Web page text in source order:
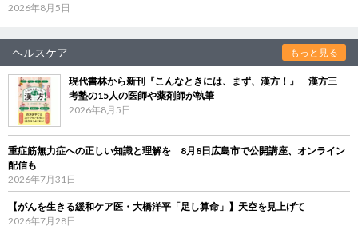
2026年8月5日
ヘルスケア もっと見る
現代書林から新刊『こんなときには、まず、漢方！』 漢方三
考塾の15人の医師や薬剤師が執筆
2026年8月5日
重症筋無力症への正しい知識と理解を 8月8日広島市で公開講座、オンライン
配信も
2026年7月31日
【がんを生きる緩和ケア医・大橋洋平「足し算命」】天空を見上げて
2026年7月28日